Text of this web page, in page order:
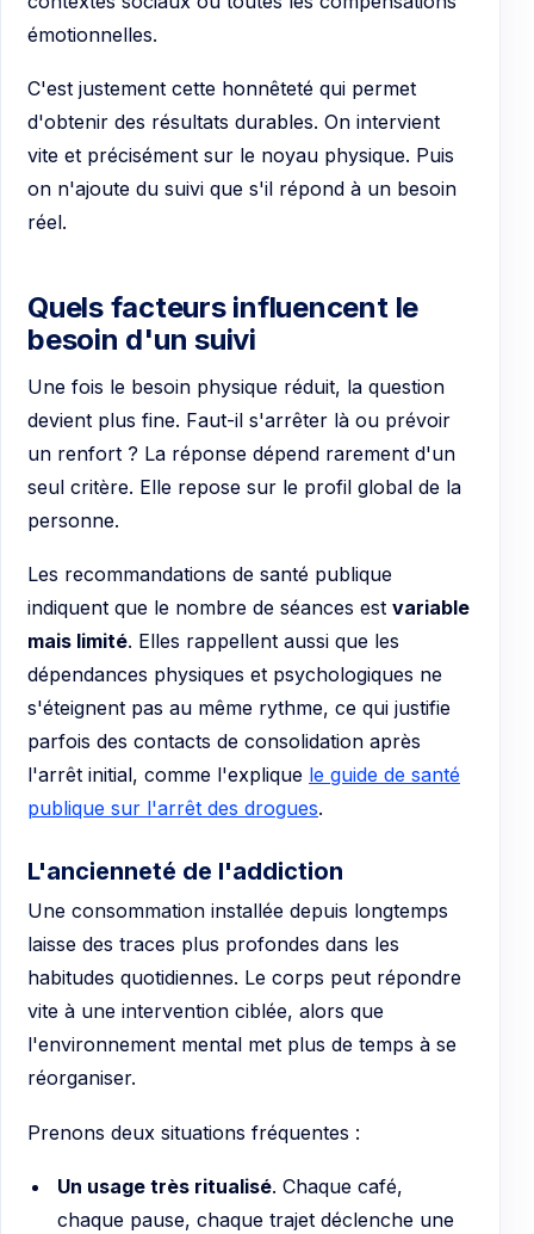
émotionnelles.
C'est justement cette honnêteté qui permet
d'obtenir des résultats durables. On intervient
vite et précisément sur le noyau physique. Puis
on n'ajoute du suivi que s'il répond à un besoin
réel.
Quels facteurs influencent le
besoin d'un suivi
Une fois le besoin physique réduit, la question
devient plus fine. Faut-il s'arrêter là ou prévoir
un renfort ? La réponse dépend rarement d'un
seul critère. Elle repose sur le profil global de la
personne.
Les recommandations de santé publique
indiquent que le nombre de séances est variable
mais limité. Elles rappellent aussi que les
dépendances physiques et psychologiques ne
s'éteignent pas au même rythme, ce qui justifie
parfois des contacts de consolidation après
l'arrêt initial, comme l'explique le guide de santé
publique sur l'arrêt des drogues.
L'ancienneté de l'addiction
Une consommation installée depuis longtemps
laisse des traces plus profondes dans les
habitudes quotidiennes. Le corps peut répondre
vite à une intervention ciblée, alors que
l'environnement mental met plus de temps à se
réorganiser.
Prenons deux situations fréquentes :
Un usage très ritualisé. Chaque café,
chaque pause, chaque trajet déclenche une